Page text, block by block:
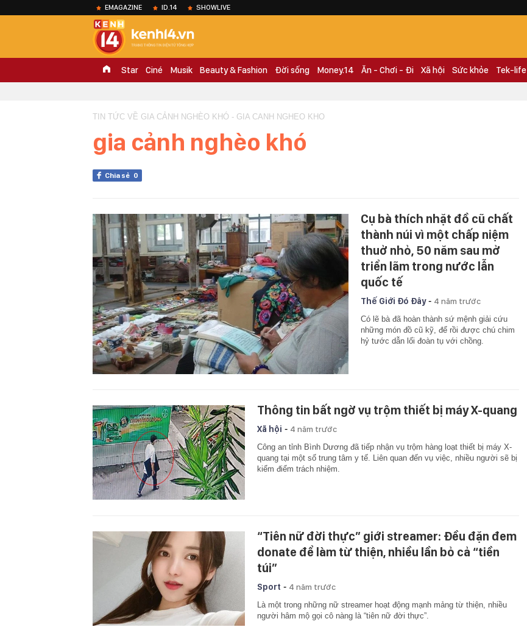
EMAGAZINE ID.14 SHOWLIVE
Star Ciné Musik Beauty & Fashion Đời sống Money.14 Ăn - Chơi - Đi Xã hội Sức khỏe Tek-life
TIN TỨC VỀ GIA CẢNH NGHÈO KHÓ - GIA CANH NGHEO KHO
gia cảnh nghèo khó
Chia sẻ 0
Cụ bà thích nhặt đồ cũ chất
thành núi vì một chấp niệm
thuở nhỏ, 50 năm sau mở
triển lãm trong nước lẫn
quốc tế
Thế Giới Đó Đây- 4 năm trước
Có lẽ bà đã hoàn thành sứ mệnh giải cứu
những món đồ cũ kỹ, để rồi được chú chim
hỷ tước dẫn lối đoàn tụ với chồng.
Thông tin bất ngờ vụ trộm thiết bị máy X-quang
Xã hội - 4 năm trước
Công an tỉnh Bình Dương đã tiếp nhận vụ trộm hàng loạt thiết bị máy X-
quang tại một số trung tâm y tế. Liên quan đến vụ việc, nhiều người sẽ bị
kiểm điểm trách nhiệm.
“Tiên nữ đời thực” giới streamer: Đều đặn đem
donate để làm từ thiện, nhiều lần bỏ cả “tiền
túi”
Sport - 4 năm trước
Là một trong những nữ streamer hoạt động mạnh mảng từ thiện, nhiều
người hâm mộ gọi cô nàng là “tiên nữ đời thực”.